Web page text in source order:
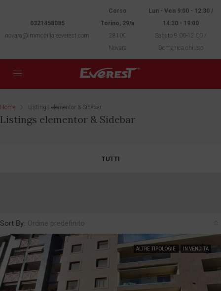
0321458085
novara@immobiliareeverest.com
Corso
Torino, 29/a
28100
Novara
Lun - Ven 9:00 - 12:30 /
14:30 - 19:00
Sabato 9:00-12:00 /
Domenica chiuso
Home Listings elementor & Sidebar
Listings elementor & Sidebar
TUTTI
Sort By: Ordine predefinito
ALTRE TIPOLOGIE IN VENDITA